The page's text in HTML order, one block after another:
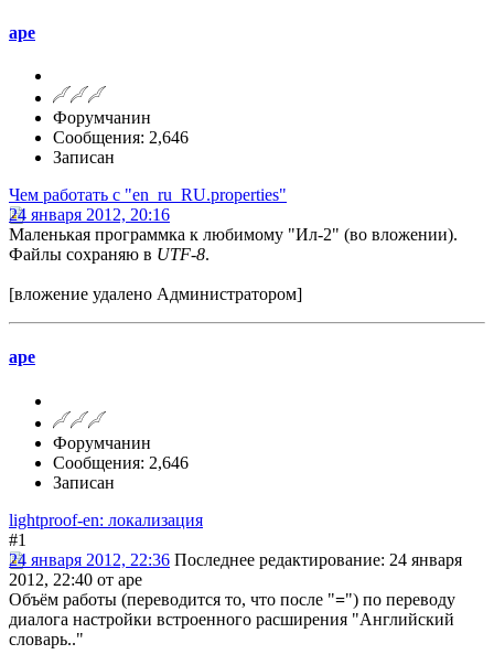
ape
Форумчанин
Сообщения: 2,646
Записан
Чем работать с "en_ru_RU.properties"
24 января 2012, 20:16
Маленькая программка к любимому "Ил-2" (во вложении).
Файлы сохраняю в UTF-8.
[вложение удалено Администратором]
ape
Форумчанин
Сообщения: 2,646
Записан
lightproof-en: локализация
#1
24 января 2012, 22:36 Последнее редактирование: 24 января
2012, 22:40 от ape
Объём работы (переводится то, что после "=") по переводу
диалога настройки встроенного расширения "Английский
словарь.."